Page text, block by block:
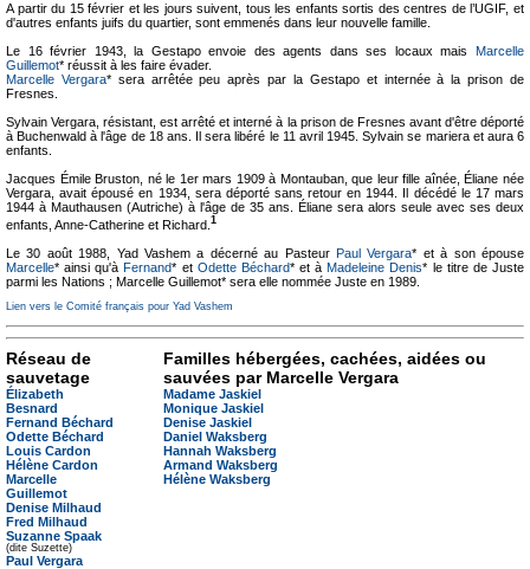
A partir du 15 février et les jours suivent, tous les enfants sortis des centres de l’UGIF, et
d'autres enfants juifs du quartier, sont emmenés dans leur nouvelle famille.
Le 16 février 1943, la Gestapo envoie des agents dans ses locaux mais Marcelle
Guillemot* réussit à les faire évader.
Marcelle Vergara* sera arrêtée peu après par la Gestapo et internée à la prison de
Fresnes.
Sylvain Vergara, résistant, est arrêté et interné à la prison de Fresnes avant d'être déporté
à Buchenwald à l'âge de 18 ans. Il sera libéré le 11 avril 1945. Sylvain se mariera et aura 6
enfants.
Jacques Émile Bruston, né le 1er mars 1909 à Montauban, que leur fille aînée, Éliane née
Vergara, avait épousé en 1934, sera déporté sans retour en 1944. Il décédé le 17 mars
1944 à Mauthausen (Autriche) à l'âge de 35 ans. Éliane sera alors seule avec ses deux
enfants, Anne-Catherine et Richard. 1
Le 30 août 1988, Yad Vashem a décerné au Pasteur Paul Vergara* et à son épouse
Marcelle* ainsi qu'àFernand* et Odette Béchard* et àMadeleine Denis* le titre de Juste
parmi les Nations ; Marcelle Guillemot* sera elle nommée Juste en 1989.
Lien vers le Comité français pour Yad Vashem
Réseau de
sauvetage
Élizabeth
Besnard
Fernand Béchard
Odette Béchard
Louis Cardon
Hélène Cardon
Marcelle
Guillemot
Denise Milhaud
Fred Milhaud
Suzanne Spaak
(dite Suzette)
Paul Vergara
Familles hébergées, cachées, aidées ou
sauvées par Marcelle Vergara
Madame Jaskiel
Monique Jaskiel
Denise Jaskiel
Daniel Waksberg
Hannah Waksberg
Armand Waksberg
Hélène Waksberg